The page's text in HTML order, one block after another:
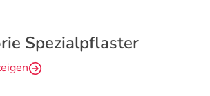
Spezialpflaster